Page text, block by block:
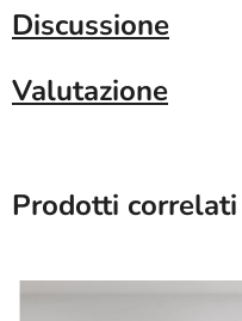
Discussione
Valutazione
Prodotti correlati